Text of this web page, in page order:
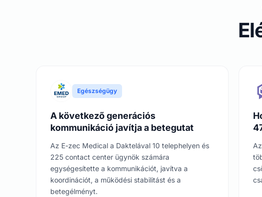
Egészségügy
A következő generációs
kommunikáció javítja a betegutat
Az E-zec Medical a Daktelával 10 telephelyen és
225 contact center ügynök számára
egységesítette a kommunikációt, javítva a
koordinációt, a működési stabilitást és a
betegélményt.